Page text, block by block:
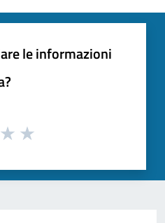
le informazioni